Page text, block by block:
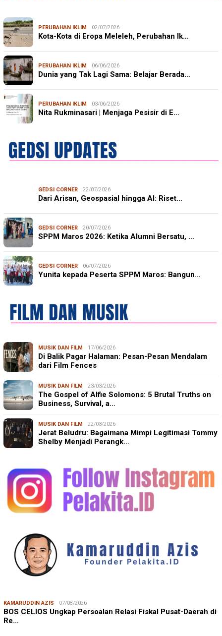
PERUBAHAN IKLIM 02/07/2026
Kota-Kota di Eropa Meleleh, Perubahan Ik…
PERUBAHAN IKLIM 06/06/2026
Dunia yang Tak Lagi Sama: Belajar Berada…
PERUBAHAN IKLIM 03/06/2026
Nita Rukminasari | Menjaga Pesisir di E…
GEDSI CORNER 22/07/2026
Dari Arisan, Geospasial hingga AI: Riset…
GEDSI CORNER 20/07/2026
SPPM Maros 2026: Ketika Alumni Bersatu, …
GEDSI CORNER 06/07/2026
Yunita kepada Peserta SPPM Maros: Bangun…
MUSIK DAN FILM 17/06/2026
Di Balik Pagar Halaman: Pesan-Pesan Mendalam
dari Film Fences
MUSIK DAN FILM 23/03/2026
The Gospel of Alfie Solomons: 5 Brutal Truths on
Business, Survival, a…
MUSIK DAN FILM 22/03/2026
Jerat Beludru: Bagaimana Mimpi Legitimasi Tommy
Shelby Menjadi Perangk…
KAMARUDDIN AZIS 07/08/2026
BOS CELIOS Ungkap Persoalan Relasi Fiskal Pusat-Daerah di
Re…